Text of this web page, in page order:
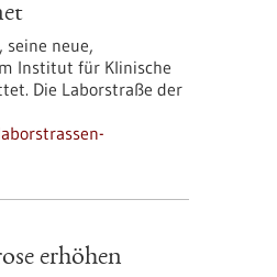
neue,
Institut für Klinische
Die Laborstraße der
erhöhen